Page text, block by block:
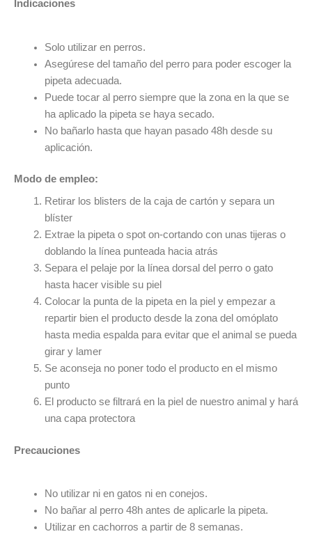
Indicaciones
Solo utilizar en perros.
Asegúrese del tamaño del perro para poder escoger la
pipeta adecuada.
Puede tocar al perro siempre que la zona en la que se
ha aplicado la pipeta se haya secado.
No bañarlo hasta que hayan pasado 48h desde su
aplicación.
Modo de empleo:
Retirar los blisters de la caja de cartón y separa un
blíster
Extrae la pipeta o spot on-cortando con unas tijeras o
doblando la línea punteada hacia atrás
Separa el pelaje por la línea dorsal del perro o gato
hasta hacer visible su piel
Colocar la punta de la pipeta en la piel y empezar a
repartir bien el producto desde la zona del omóplato
hasta media espalda para evitar que el animal se pueda
girar y lamer
Se aconseja no poner todo el producto en el mismo
punto
El producto se filtrará en la piel de nuestro animal y hará
una capa protectora
Precauciones
No utilizar ni en gatos ni en conejos.
No bañar al perro 48h antes de aplicarle la pipeta.
Utilizar en cachorros a partir de 8 semanas.